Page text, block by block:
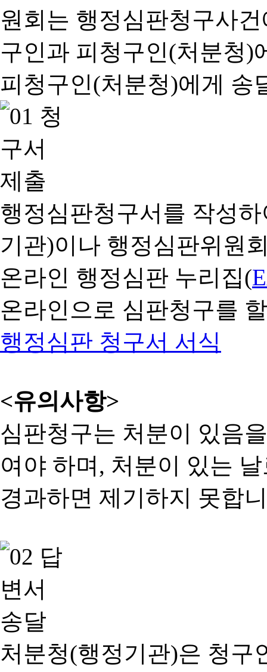
행정심판청구서를 작성
기관)이나 행정심판위원
온라인 행정심판 누리집(
온라인으로 심판청구를
행정심판 청구서 서식
<유의사항>
심판청구는 처분이 있음
여야 하며, 처분이 있는
경과하면 제기하지 못합
처분청(행정기관)은 청구